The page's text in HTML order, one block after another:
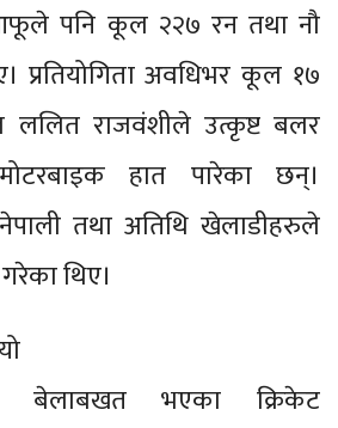
पनि कूल २२७ रन तथा नौ
प्रतियोगिता अवधिभर कूल १७
राजवंशीले उत्कृष्ट बलर
हात पारेका छन्।
तथा अतिथि खेलाडीहरुले
थिए।
बेलाबखत भएका क्रिकेट